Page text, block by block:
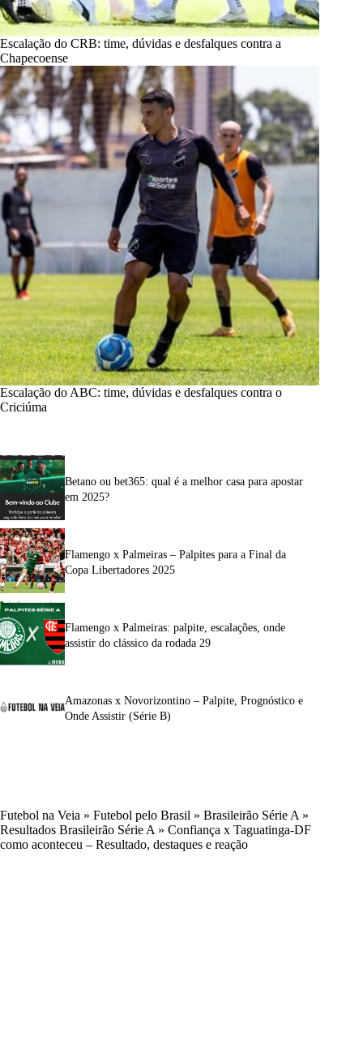
Escalação do CRB: time, dúvidas e desfalques contra a
Chapecoense
Escalação do ABC: time, dúvidas e desfalques contra o
Criciúma
Betano ou bet365: qual é a melhor casa para apostar
em 2025?
Flamengo x Palmeiras – Palpites para a Final da
Copa Libertadores 2025
Flamengo x Palmeiras: palpite, escalações, onde
assistir do clássico da rodada 29
Amazonas x Novorizontino – Palpite, Prognóstico e
Onde Assistir (Série B)
Futebol na Veia » Futebol pelo Brasil » Brasileirão Série A »
Resultados Brasileirão Série A » Confiança x Taguatinga-DF
como aconteceu – Resultado, destaques e reação